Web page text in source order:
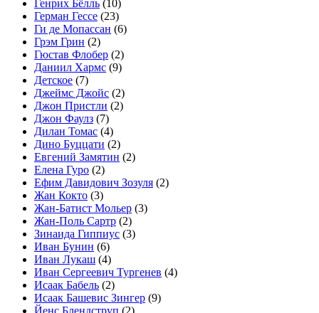
Генрих Бёлль (10)
Герман Гессе (23)
Ги де Мопассан (6)
Грэм Грин (2)
Гюстав Флобер (2)
Даниил Хармс (9)
Детское (7)
Джеймс Джойс (2)
Джон Пристли (2)
Джон Фаулз (7)
Дилан Томас (4)
Дино Буццати (2)
Евгений Замятин (2)
Елена Гуро (2)
Ефим Давидович Зозуля (2)
Жан Кокто (3)
Жан-Батист Мольер (3)
Жан-Поль Сартр (2)
Зинаида Гиппиус (3)
Иван Бунин (6)
Иван Лукаш (4)
Иван Сергеевич Тургенев (4)
Исаак Бабель (2)
Исаак Башевис Зингер (9)
Йенс Блендструп (2)